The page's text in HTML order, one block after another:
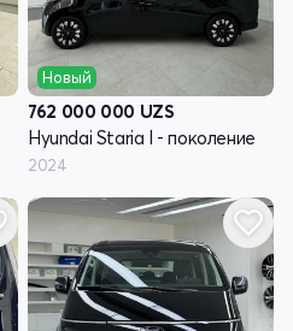
Новый
762 000 000 UZS
Hyundai Staria I - поколение
2024